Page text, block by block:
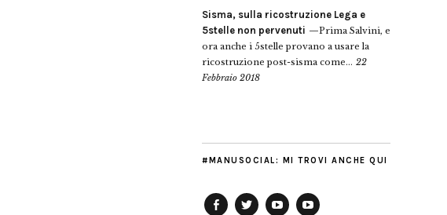
Sisma, sulla ricostruzione Lega e
5stelle non pervenuti
Prima Salvini, e
ora anche i 5stelle provano a usare la
ricostruzione post-sisma come... 22
Febbraio 2018
#MANUSOCIAL: MI TROVI ANCHE QUI